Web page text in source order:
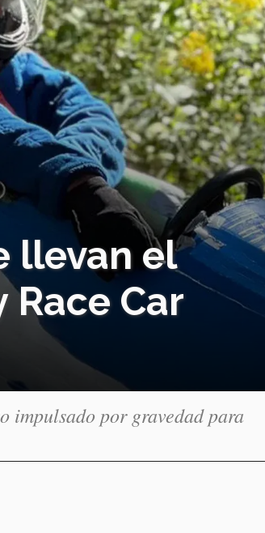
llevan el
Car
impulsado por gravedad para